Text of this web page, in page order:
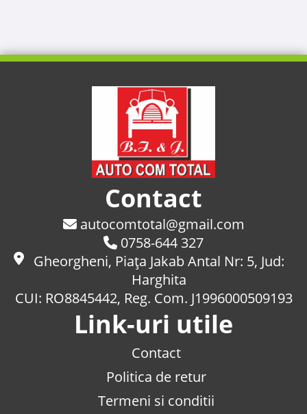
Contact
autocomtotal@gmail.com
0758-644 327
Gheorgheni, Piaţa Jakab Antal Nr: 5, Jud:
Harghita
CUI: RO8845442, Reg. Com. J1996000509193
Link-uri utile
Contact
Politica de retur
Termeni si conditii